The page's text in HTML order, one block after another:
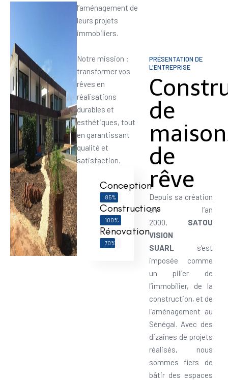
l’aménagement de
leurs projets
immobiliers.
Notre mission :
transformer vos
rêves en
réalisations
durables et
esthétiques, tout
en garantissant
qualité et
satisfaction.
Conception
85%
Constructions
100%
Rénovation
70%
PRÉSENTATION DE
L'ENTREPRISE
de
de
rêve
Depuis sa création
en l’an
2000, SATOU
VISION
SUARLs’est
imposée comme
un pilier de
l’immobilier, de la
construction, et de
l’aménagement au
Sénégal. Avec des
dizaines de projets
réalisés, nous
sommes fiers de
bâtir des espaces